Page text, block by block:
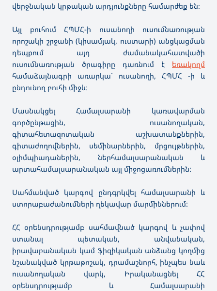
վերջնական կրթական արդյունքները համարժեք են։
Այլ բուհում ՀՊՄՀ-ի ուսանողի ուսումնառության
որոշակի շրջանի (կիսամյակ, ուստարի) անցկացման
դեպքում այդ ժամանակահատվածի
ուսումնառության ծրագիրը դառնում է եռակողմ
համաձայնագրի առարկա` ուսանողի, ՀՊՄՀ -ի և
ընդունող բուհի միջև։
Մասնակցել Համալսարանի կառավարման
գործընթացին, ուսանողական,
գիտահետազոտական աշխատանքներին,
գիտաժողովներին, սեմինարներին, մրցույթներին,
օլիմպիադաներին, ներհամալսարանական և
արտահամալսարանական այլ միջոցառումներին:
Սահմանված կարգով ընդգրկվել համալսարանի և
ստորաբաժանումների ղեկավար մարմիններում:
ՀՀ օրենսդրությամբ սահմավնած կարգով և չափով
ստանալ պետական, անվանական,
իրավաբանական կամ ֆիզիկական անձանց կողմից
նշանակված կրթաթոշակ, դրամաշնորհ, ինչպես նաև
ուսանողական վարկ, Իրականացնել ՀՀ
օրենսդրությամբ և Համալսարանի